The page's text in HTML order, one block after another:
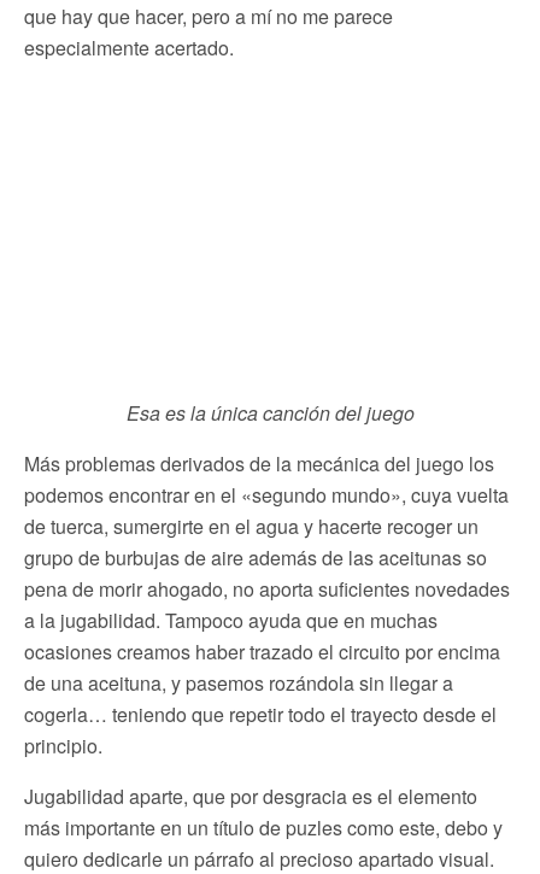
que hay que hacer, pero a mí no me parece
especialmente acertado.
Esa es la única canción del juego
Más problemas derivados de la mecánica del juego los
podemos encontrar en el «segundo mundo», cuya vuelta
de tuerca, sumergirte en el agua y hacerte recoger un
grupo de burbujas de aire además de las aceitunas so
pena de morir ahogado, no aporta suficientes novedades
a la jugabilidad. Tampoco ayuda que en muchas
ocasiones creamos haber trazado el circuito por encima
de una aceituna, y pasemos rozándola sin llegar a
cogerla… teniendo que repetir todo el trayecto desde el
principio.
Jugabilidad aparte, que por desgracia es el elemento
más importante en un título de puzles como este, debo y
quiero dedicarle un párrafo al precioso apartado visual.